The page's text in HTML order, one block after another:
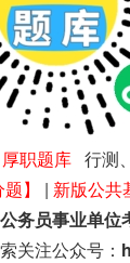
厚职题库行测
】 | 新版公共
务员事业单位
关注公众号：